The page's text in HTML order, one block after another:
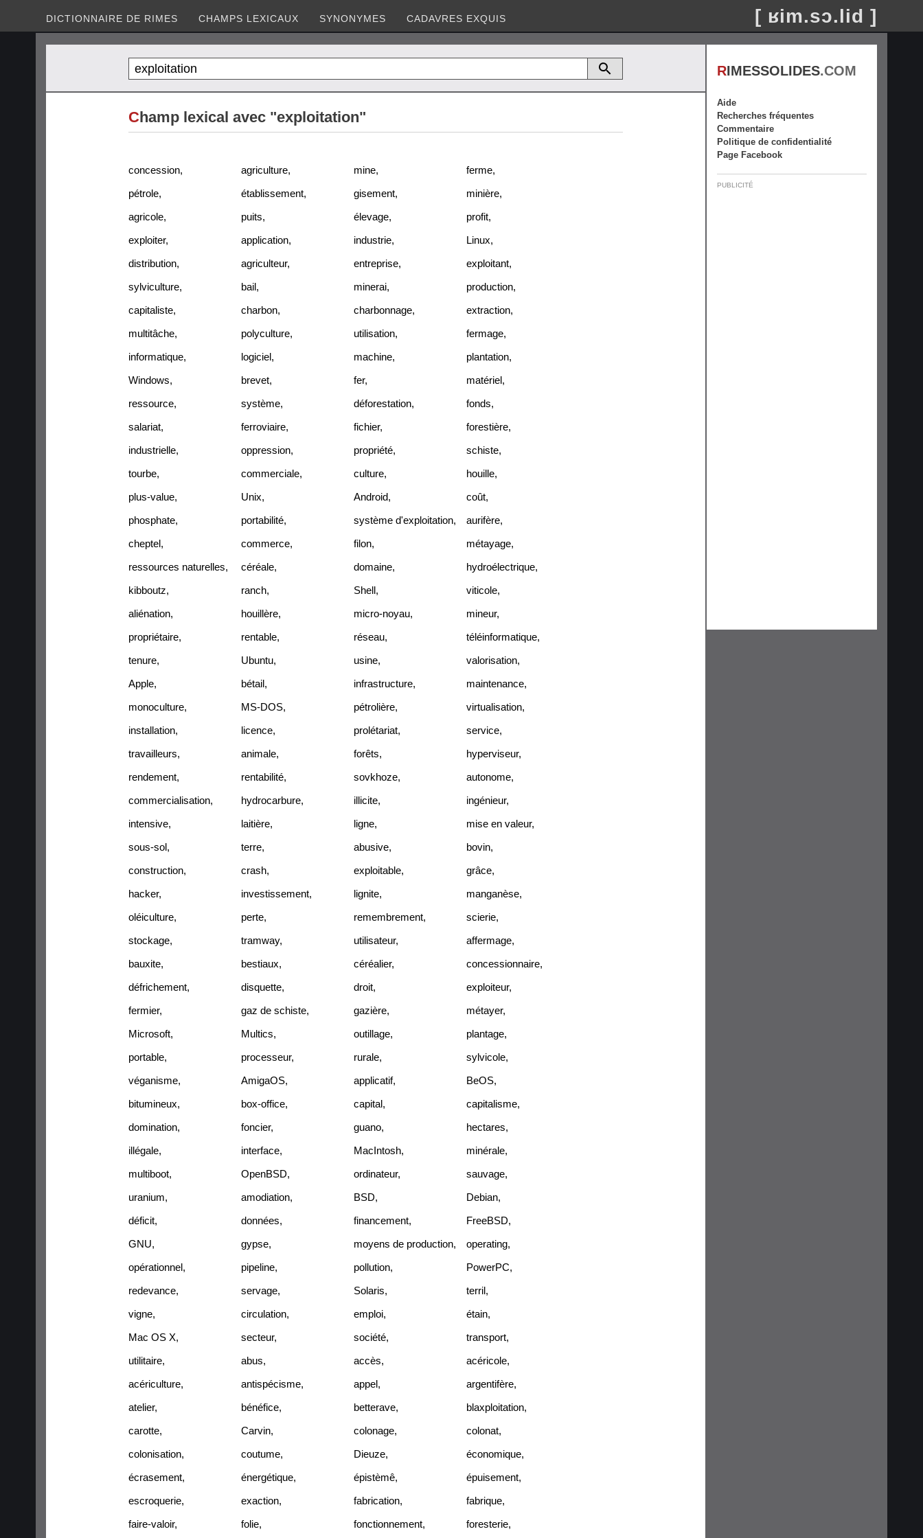
DICTIONNAIRE DE RIMES CHAMPS LEXICAUX SYNONYMES CADAVRES EXQUIS [ ʁim.sɔ.lid ]
Champ lexical avec "exploitation"
concession, agriculture, mine, ferme,
pétrole, établissement, gisement, minière,
agricole, puits, élevage, profit,
exploiter, application, industrie, Linux,
distribution, agriculteur, entreprise, exploitant,
sylviculture, bail, minerai, production,
capitaliste, charbon, charbonnage, extraction,
multitâche, polyculture, utilisation, fermage,
informatique, logiciel, machine, plantation,
Windows, brevet, fer, matériel,
ressource, système, déforestation, fonds,
salariat, ferroviaire, fichier, forestière,
industrielle, oppression, propriété, schiste,
tourbe, commerciale, culture, houille,
plus-value, Unix, Android, coût,
phosphate, portabilité, système d'exploitation, aurifère,
cheptel, commerce, filon, métayage,
ressources naturelles, céréale, domaine, hydroélectrique,
kibboutz, ranch, Shell, viticole,
aliénation, houillère, micro-noyau, mineur,
propriétaire, rentable, réseau, téléinformatique,
tenure, Ubuntu, usine, valorisation,
Apple, bétail, infrastructure, maintenance,
monoculture, MS-DOS, pétrolière, virtualisation,
installation, licence, prolétariat, service,
travailleurs, animale, forêts, hyperviseur,
rendement, rentabilité, sovkhoze, autonome,
commercialisation, hydrocarbure, illicite, ingénieur,
intensive, laitière, ligne, mise en valeur,
sous-sol, terre, abusive, bovin,
construction, crash, exploitable, grâce,
hacker, investissement, lignite, manganèse,
oléiculture, perte, remembrement, scierie,
stockage, tramway, utilisateur, affermage,
bauxite, bestiaux, céréalier, concessionnaire,
défrichement, disquette, droit, exploiteur,
fermier, gaz de schiste, gazière, métayer,
Microsoft, Multics, outillage, plantage,
portable, processeur, rurale, sylvicole,
véganisme, AmigaOS, applicatif, BeOS,
bitumineux, box-office, capital, capitalisme,
domination, foncier, guano, hectares,
illégale, interface, MacIntosh, minérale,
multiboot, OpenBSD, ordinateur, sauvage,
uranium, amodiation, BSD, Debian,
déficit, données, financement, FreeBSD,
GNU, gypse, moyens de production, operating,
opérationnel, pipeline, pollution, PowerPC,
redevance, servage, Solaris, terril,
vigne, circulation, emploi, étain,
Mac OS X, secteur, société, transport,
utilitaire, abus, accès, acéricole,
acériculture, antispécisme, appel, argentifère,
atelier, bénéfice, betterave, blaxploitation,
carotte, Carvin, colonage, colonat,
colonisation, coutume, Dieuze, économique,
écrasement, énergétique, épistèmê, épuisement,
escroquerie, exaction, fabrication, fabrique,
faire-valoir, folie, fonctionnement, foresterie,
RIMESSOLIDES.COM
Aide
Recherches fréquentes
Commentaire
Politique de confidentialité
Page Facebook
PUBLICITÉ